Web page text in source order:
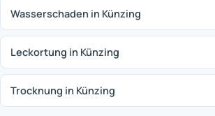
Wasserschaden in Künzing
Leckortung in Künzing
Trocknung in Künzing